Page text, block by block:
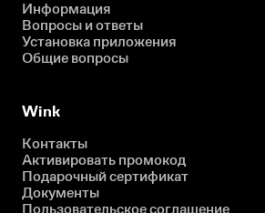
Информация
Вопросы и ответы
Установка приложения
Общие вопросы
Wink
Контакты
Активировать промокод
Подарочный сертификат
Документы
Пользовательское соглашение